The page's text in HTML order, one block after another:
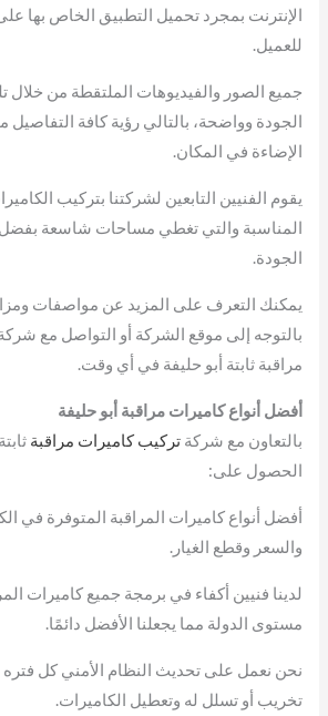
الإنترنت بمجرد تحميل التطبيق الخاص بها
للعميل.
جميع الصور والفيديوهات الملتقطة من خلال
الجودة وواضحة، بالتالي رؤية كافة التفاصيل
الإضاءة في المكان.
يقوم الفنيين التابعين لشركتنا بتركيب
المناسبة والتي تغطي مساحات شاسعة بفضل
الجودة.
يمكنك التعرف على المزيد عن مواصفات
بالتوجه إلى موقع الشركة أو التواصل مع
مراقبة ثابتة أبو حليفة في أي وقت.
أفضل أنواع كاميرات مراقبة أبو حليفة
بالتعاون مع شركةتركيب كاميرات مراقبة
الحصول على:
أفضل أنواع كاميرات المراقبة المتوفرة في
والسعر وقطع الغيار.
لدينا فنيين أكفاء في برمجة جميع كاميرات
مستوى الدولة مما يجعلنا الأفضل دائمًا.
نحن نعمل على تحديث النظام الأمني كل
تخريب أو تسلل له وتعطيل الكاميرات.